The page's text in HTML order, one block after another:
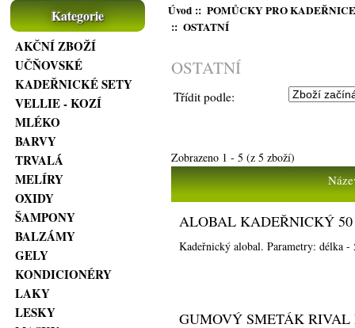
Kategorie
AKČNÍ ZBOŽÍ
UČŇOVSKÉ
KADEŘNICKÉ SETY
VELLIE - KOZÍ
MLÉKO
BARVY
TRVALÁ
MELÍRY
OXIDY
ŠAMPONY
BALZÁMY
GELY
KONDICIONÉRY
LAKY
LESKY
Úvod:: POMŮCKY PRO KADEŘNICE
:: OSTATNÍ
OSTATNÍ
Třídit podle:
Zobrazeno 1 -5 (z5 zboží)
ALOBAL KADEŘNICKÝ
Kadeřnický alobal. Parametry: délka
GUMOVÝ SMETÁK RIVAL